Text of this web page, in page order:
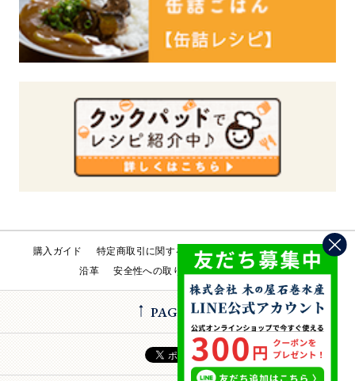
購入ガイド 特定商取引に関する法律 会社概要
工場直売所
沿革
安全性への取り組み お問い合わせ
PAGE TOP